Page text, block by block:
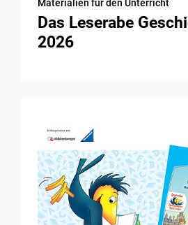
Materialien für den Unterricht
Das Leserabe
2026